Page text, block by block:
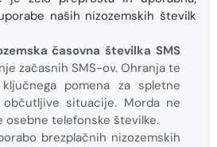
naših nizozemskih številk
časovna številka SMS
začasnih SMS-ov. Ohranja te
pomena za spletne
situacije. Morda ne
osebne telefonske številke.
brezplačnih nizozemskih